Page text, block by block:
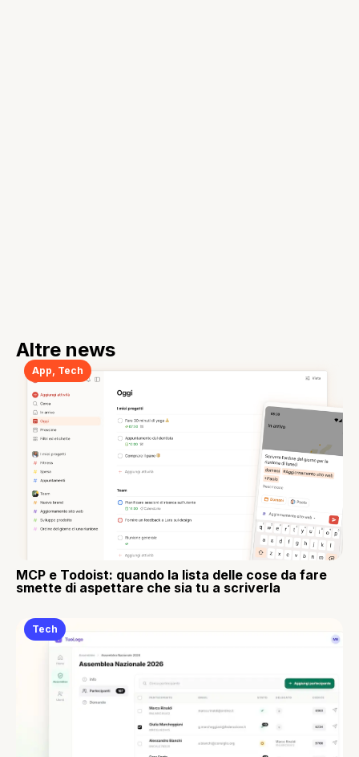
Altre news
App Tech
MCP e Todoist: quando la lista delle cose da fare
smette di aspettare che sia tu a scriverla
Tech